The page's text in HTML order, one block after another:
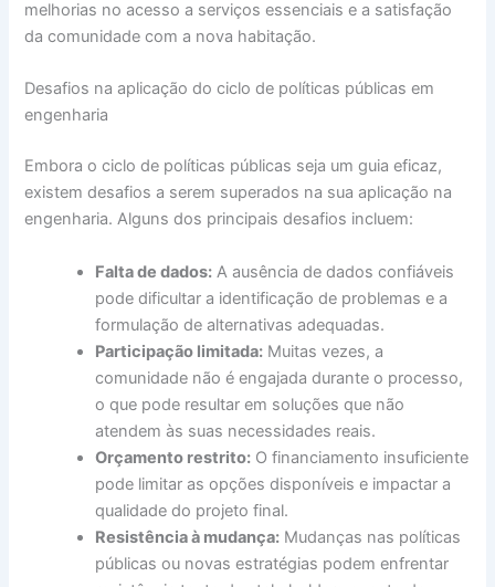
melhorias no acesso a serviços essenciais e a satisfação
da comunidade com a nova habitação.
Desafios na aplicação do ciclo de políticas públicas em
engenharia
Embora o ciclo de políticas públicas seja um guia eficaz,
existem desafios a serem superados na sua aplicação na
engenharia. Alguns dos principais desafios incluem:
Falta de dados: A ausência de dados confiáveis
pode dificultar a identificação de problemas e a
formulação de alternativas adequadas.
Participação limitada: Muitas vezes, a
comunidade não é engajada durante o processo,
o que pode resultar em soluções que não
atendem às suas necessidades reais.
Orçamento restrito: O financiamento insuficiente
pode limitar as opções disponíveis e impactar a
qualidade do projeto final.
Resistência à mudança: Mudanças nas políticas
públicas ou novas estratégias podem enfrentar